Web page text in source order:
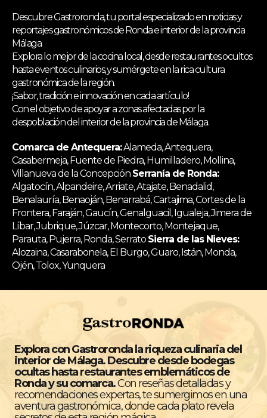
Descubre Gastroronda, tu portal especializado en noticias y
reportajes gastronómicos de Ronda e interior de la provincia
Málaga.
Explora lo mejor de la cocina local, desde restaurantes ocultos
hasta eventos culinarios, y sumérgete en la rica cultura
gastronómica de la región.
¡Sabor, tradición e innovación en cada artículo!
Con el objetivo de apoyar a zonas afectadas por la
despoblación del interior de la provincia de Málaga.
Comarca de Antequera:Alameda, Antequera,
Casabermeja, Fuente de Piedra, Humilladero, Mollina,
Villanueva de la Concepción Serranía de Ronda:
Algatocín, Alpandeire, Arriate, Atajate, Benadalid,
Benalauría, Benaoján, Benarrabá, Cartajima, Cortes de la
Frontera, Faraján, Gaucín, Genalguacil, Igualeja, Jimera de
Líbar, Jubrique, Júzcar, Montecorto, Montejaque,
Parauta, Pujerra, Ronda, Serrato Sierra de las Nieves:
Alozaina, Casarabonela, El Burgo, Guaro, Istán, Monda,
Ojén, Tolox, Yunquera
Explora con Gastroronda la riqueza culinaria del
interior de Málaga. Descubre desde bodegas
ocultas hasta restaurantes emblemáticos de
Ronda y su comarca.Con reseñas detalladas y
recomendaciones expertas, te sumergimos en una
aventura gastronómica, donde cada plato revela